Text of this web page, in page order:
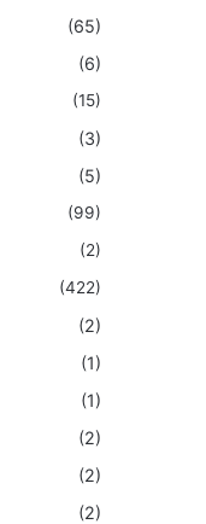
(65)
(6)
(15)
(3)
(5)
(99)
(2)
(422)
(2)
(1)
(1)
(2)
(2)
(2)